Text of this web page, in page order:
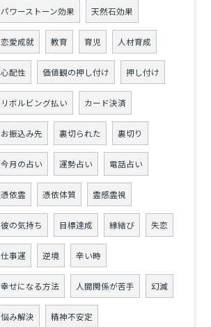
パワーストーン効果 天然石効果
恋愛成就 教育 育児 人材育成
心配性 価値観の押し付け 押し付け
リボルビング払い カード決済
お振込み先 裏切られた 裏切り
今月の占い 運勢占い 電話占い
憑依霊 憑依体質 霊感霊視
彼の気持ち 目標達成 縁結び 失恋
仕事運 逆境 辛い時
幸せになる方法 人間関係が苦手 幻滅
悩み解決 精神不安定